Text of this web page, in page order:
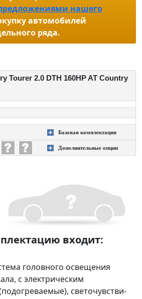
нашего
автомобилей
ряда.
Tourer 2.0 DTH 160HP AT Country
Базовая комплектация
Дополнительные опции
входит:
головного освещения
с электрическим
светочувстви-